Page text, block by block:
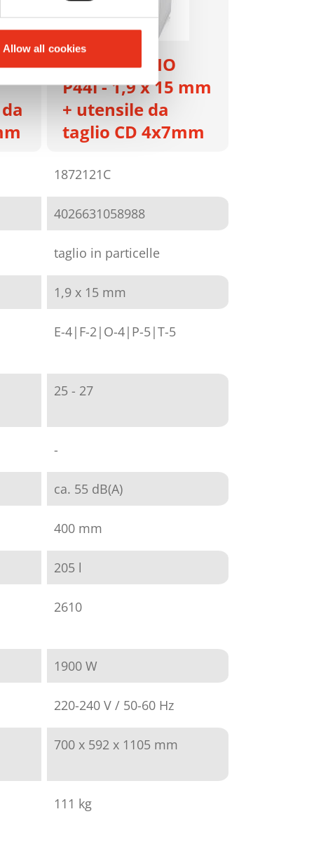
Allow all cookies
HSM SECURIO
P44i - 1,9 x 15 mm
+ utensile da
taglio CD 4x7mm
1872121C
4026631058988
taglio in particelle
1,9 x 15 mm
E-4|F-2|O-4|P-5|T-5
25 - 27
-
ca. 55 dB(A)
400 mm
205 l
2610
1900 W
220-240 V / 50-60 Hz
700 x 592 x 1105 mm
111 kg